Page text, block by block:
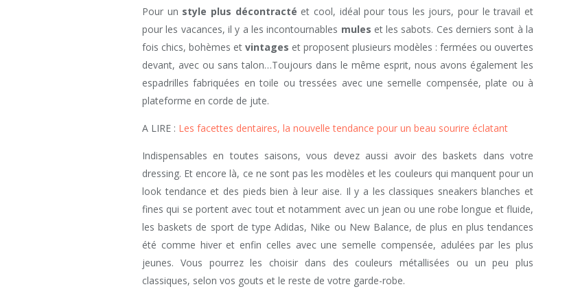
Pour un style plus décontracté et cool, idéal pour tous les jours, pour le travail et
pour les vacances, il y a les incontournables mules et les sabots. Ces derniers sont à la
fois chics, bohèmes et vintages et proposent plusieurs modèles : fermées ou ouvertes
devant, avec ou sans talon…Toujours dans le même esprit, nous avons également les
espadrilles fabriquées en toile ou tressées avec une semelle compensée, plate ou à
plateforme en corde de jute.
A LIRE : Les facettes dentaires, la nouvelle tendance pour un beau sourire éclatant
Indispensables en toutes saisons, vous devez aussi avoir des baskets dans votre
dressing. Et encore là, ce ne sont pas les modèles et les couleurs qui manquent pour un
look tendance et des pieds bien à leur aise. Il y a les classiques sneakers blanches et
fines qui se portent avec tout et notamment avec un jean ou une robe longue et fluide,
les baskets de sport de type Adidas, Nike ou New Balance, de plus en plus tendances
été comme hiver et enfin celles avec une semelle compensée, adulées par les plus
jeunes. Vous pourrez les choisir dans des couleurs métallisées ou un peu plus
classiques, selon vos gouts et le reste de votre garde-robe.